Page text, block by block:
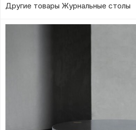
Другие товары Журнальные столы